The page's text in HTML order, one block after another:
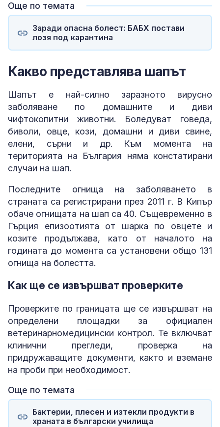
Още по темата
Заради опасна болест: БАБХ постави
лозя под карантина
Какво представлява шапът
Шапът е най-силно заразното вирусно
заболяване по домашните и диви
чифтокопитни животни. Боледуват говеда,
биволи, овце, кози, домашни и диви свине,
елени, сърни и др. Към момента на
територията на България няма констатирани
случаи на шап.
Последните огнища на заболяването в
страната са регистрирани през 2011 г. В Кипър
обаче огнищата на шап са 40. Същевременно в
Гърция епизоотията от шарка по овцете и
козите продължава, като от началото на
годината до момента са установени общо 131
огнища на болестта.
Как ще се извършват проверките
Проверките по границата ще се извършват на
определени площадки за официален
ветеринарномедицински контрол. Те включват
клинични прегледи, проверка на
придружаващите документи, както и вземане
на проби при необходимост.
Още по темата
Бактерии, плесен и изтекли продукти в
храната в български училища